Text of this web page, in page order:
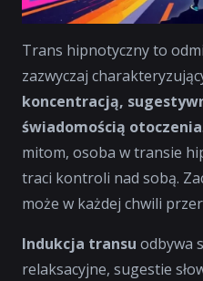
Trans hipnotyczny to
zazwyczaj
koncentracją,
świadomością otoczenia
mitom, osoba w transie
traci kontroli nad sobą.
może w każdej chwili
Indukcja transu odbywa
relaksacyjne, sugestie